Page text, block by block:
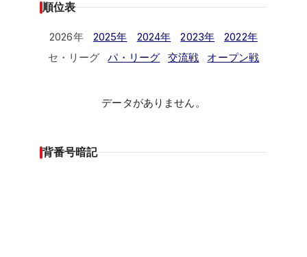
順位表
2026年 2025年 2024年 2023年
2022年
セ・リーグ
パ・リーグ 交流戦 オープン戦
データがありません。
背番号暗記